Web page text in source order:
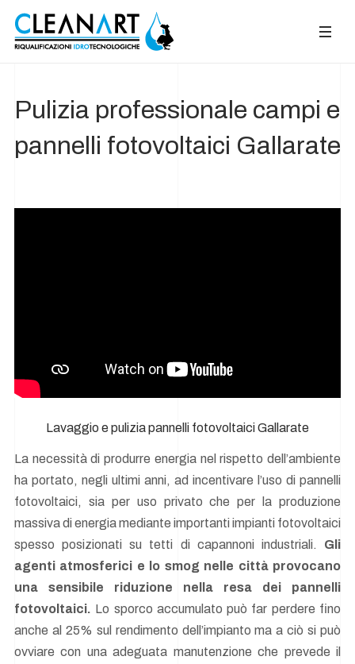
Pulizia professionale campi e
pannelli fotovoltaici Gallarate
Lavaggio e pulizia pannelli fotovoltaici Gallarate
La necessità di produrre energia nel rispetto dell’ambiente
ha portato, negli ultimi anni, ad incentivare l’uso di pannelli
fotovoltaici, sia per uso privato che per la produzione
massiva di energia mediante importanti impianti fotovoltaici
spesso posizionati su tetti di capannoni industriali. Gli
agenti atmosferici e lo smog nelle città provocano
una sensibile riduzione nella resa dei pannelli
fotovoltaici. Lo sporco accumulato può far perdere fino
anche al 25% sul rendimento dell’impianto ma a ciò si può
ovviare con una adeguata manutenzione che prevede il